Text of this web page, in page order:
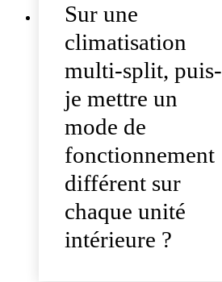
Sur une
climatisation
multi-split, puis-
je mettre un
mode de
fonctionnement
différent sur
chaque unité
intérieure ?